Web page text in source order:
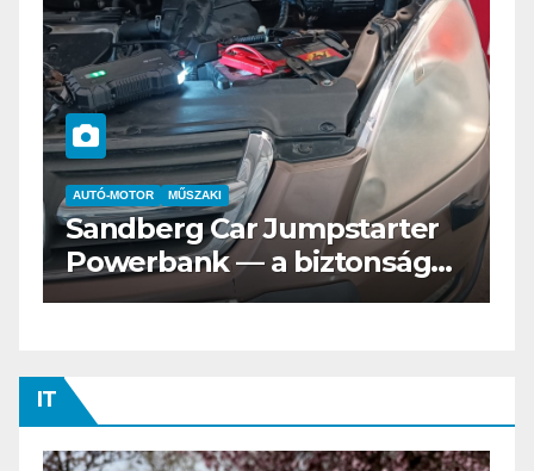
AUTÓ-MOTOR ELEKTROMOS
Az új Nissan LEAF csak a
Tesztvilágra vár!
IT